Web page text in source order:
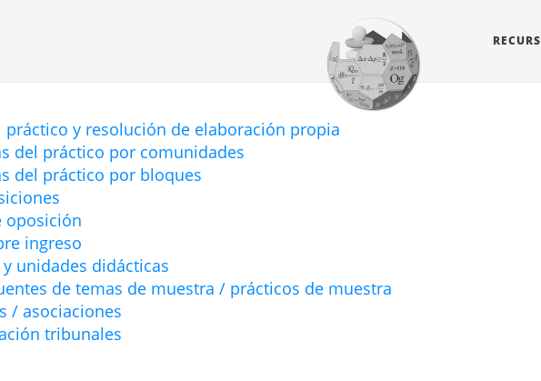
práctico y resolución de elaboración propia
del práctico por comunidades
del práctico por bloques
oposición
ingreso
unidades didácticas
de temas de muestra / prácticos de muestra
/ asociaciones
tribunales